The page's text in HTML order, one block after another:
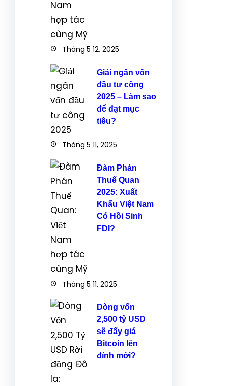
Tháng 5 12, 2025
Giải ngân vốn
đầu tư công
2025 – Làm sao
để đạt mục
tiêu?
Tháng 5 11, 2025
Đàm Phán
Thuế Quan
2025: Xuất
Khẩu Việt Nam
Có Hồi Sinh
FDI?
Tháng 5 11, 2025
Dòng vốn
2,500 tỷ USD
sẽ đẩy giá
Bitcoin lên
đỉnh mới?